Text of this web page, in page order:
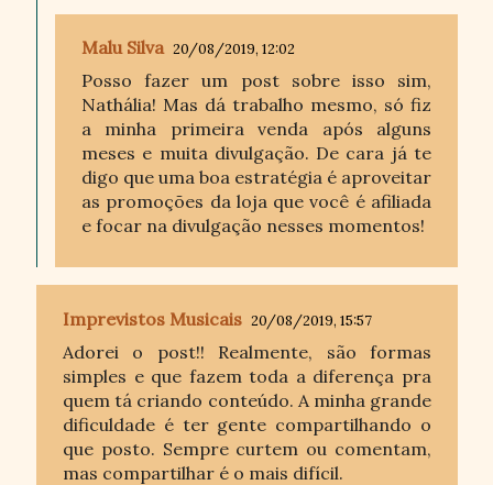
Malu Silva 20/08/2019, 12:02
Posso fazer um post sobre isso sim,
Nathália! Mas dá trabalho mesmo, só fiz
a minha primeira venda após alguns
meses e muita divulgação. De cara já te
digo que uma boa estratégia é aproveitar
as promoções da loja que você é afiliada
e focar na divulgação nesses momentos!
Imprevistos Musicais 20/08/2019, 15:57
Adorei o post!! Realmente, são formas
simples e que fazem toda a diferença pra
quem tá criando conteúdo. A minha grande
dificuldade é ter gente compartilhando o
que posto. Sempre curtem ou comentam,
mas compartilhar é o mais difícil.